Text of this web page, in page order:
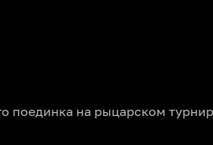
поединка на рыцарском